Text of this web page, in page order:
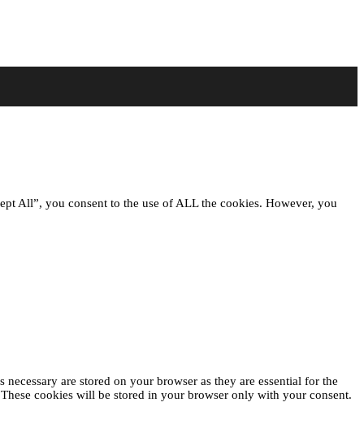
All”, you consent to the use of ALL the cookies. However, you
are stored on your browser as they are essential for the
cookies will be stored in your browser only with your consent.